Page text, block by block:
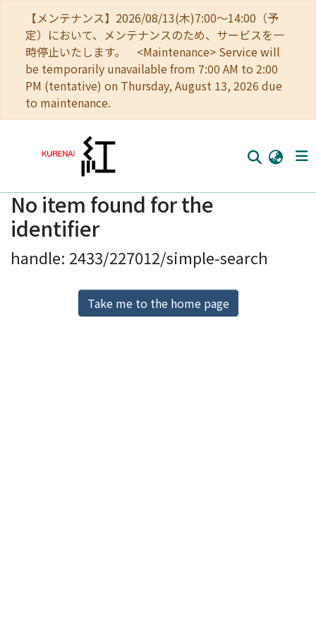
【メンテナンス】2026/08/13(木)7:00～14:00（予
定）において、メンテナンスのため、サービスを一
時停止いたします。 <Maintenance> Service will
be temporarily unavailable from 7:00 AM to 2:00
PM (tentative) on Thursday, August 13, 2026 due
to maintenance.
Home
Communities
Browse
Download Ranking
No item found for the
identifier
handle: 2433/227012/simple-search
Take me to the home page